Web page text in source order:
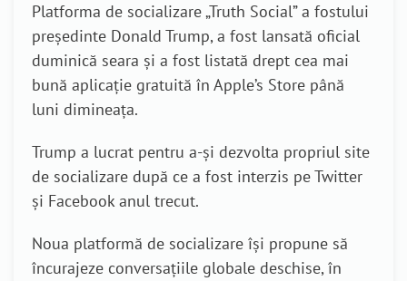
Platforma de socializare „Truth Social” a fostului
președinte Donald Trump, a fost lansată oficial
duminică seara și a fost listată drept cea mai
bună aplicație gratuită în Apple’s Store până
luni dimineața.
Trump a lucrat pentru a-și dezvolta propriul site
de socializare după ce a fost interzis pe Twitter
și Facebook anul trecut.
Noua platformă de socializare își propune să
încurajeze conversațiile globale deschise, în